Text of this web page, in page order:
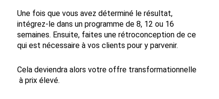
Une fois que vous avez déterminé le résultat,
intégrez-le dans un programme de 8, 12 ou 16
semaines. Ensuite, faites une rétroconception de ce
qui est nécessaire à vos clients pour y parvenir.
Cela deviendra alors votre offre transformationnelle
à prix élevé.